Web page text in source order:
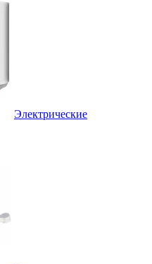
Электрические